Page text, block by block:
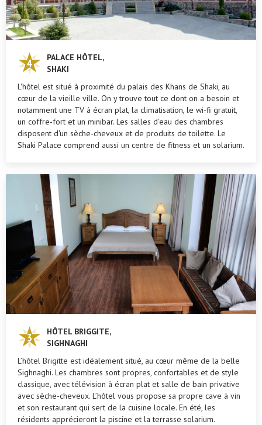
PALACE HÔTEL,
SHAKI
L'hôtel est situé à proximité du palais des Khans de Shaki, au
cœur de la vieille ville. On y trouve tout ce dont on a besoin et
notamment une TV à écran plat, la climatisation, le wi-fi gratuit,
un coffre-fort et un minibar. Les salles d'eau des chambres
disposent d'un sèche-cheveux et de produits de toilette. Le
Shaki Palace comprend aussi un centre de fitness et un solarium.
HÔTEL BRIGGITE,
SIGHNAGHI
L’hôtel Brigitte est idéalement situé, au cœur même de la belle
Sighnaghi. Les chambres sont propres, confortables et de style
classique, avec télévision à écran plat et salle de bain privative
avec sèche-cheveux. L’hôtel vous propose sa propre cave à vin
et son restaurant qui sert de la cuisine locale. En été, les
résidents apprécieront la piscine et la terrasse solarium.